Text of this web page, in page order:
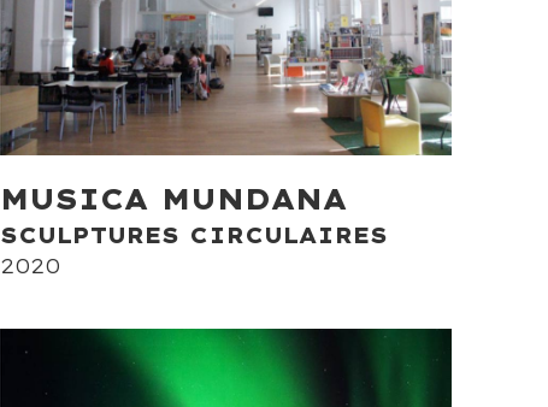
MUSICA MUNDANA
SCULPTURES CIRCULAIRES
2020